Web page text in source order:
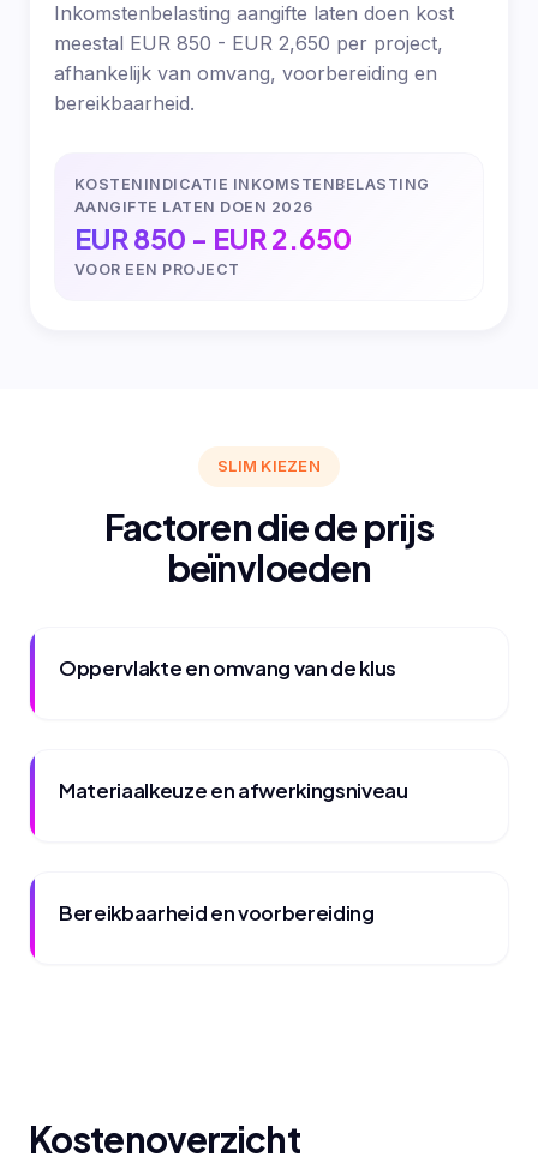
Inkomstenbelasting aangifte laten doen kost
meestal EUR 850 - EUR 2,650 per project,
afhankelijk van omvang, voorbereiding en
bereikbaarheid.
KOSTENINDICATIE INKOMSTENBELASTING
AANGIFTE LATEN DOEN 2026
EUR 850 - EUR 2.650
VOOR EEN PROJECT
SLIM KIEZEN
Factoren die de prijs
beïnvloeden
Oppervlakte en omvang van de klus
Materiaalkeuze en afwerkingsniveau
Bereikbaarheid en voorbereiding
Kostenoverzicht